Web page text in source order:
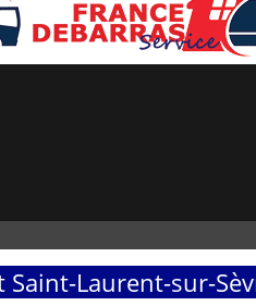
Laurent-sur-